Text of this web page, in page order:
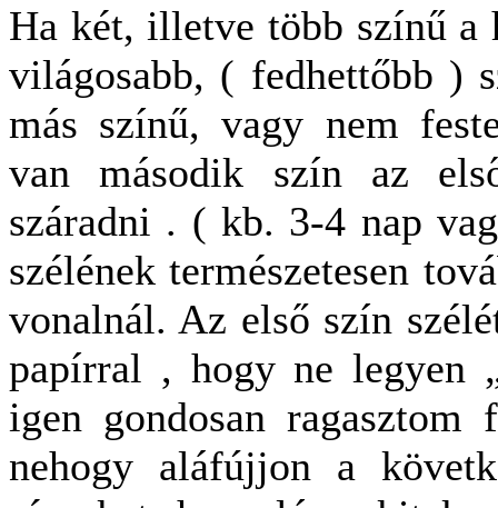
Ha két, illetve több színű
világosabb, ( fedhettőbb )
más színű, vagy nem
van második szín az
száradni . ( kb. 3-4 nap
szélének természetesen
vonalnál. Az első szín
papírral , hogy ne legyen
igen gondosan
nehogy aláfújjon a